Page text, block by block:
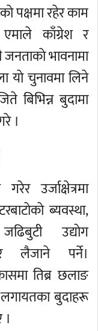
रहेर काम
काँग्रेश र
भावनामा
याे चुनावमा लिने
बुदामा
।
उर्जाक्षेत्रमा
ब्यवस्था,
उद्याेग
लैजाने पर्ने।
तिब्र छलाङ
बुदाहरू